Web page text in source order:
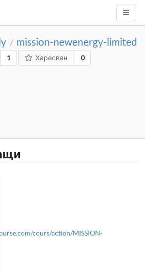
/ mission-newenergy-limited
1 Харесван 0
cours/action/MISSION-